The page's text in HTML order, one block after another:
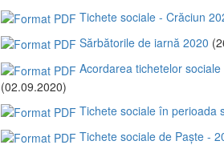
Tichete sociale - Crăciun
Sărbătorile de iarnă 2020
Acordarea tichetelor
(02.09.2020)
Tichete sociale în perioada
Tichete sociale de Paște -